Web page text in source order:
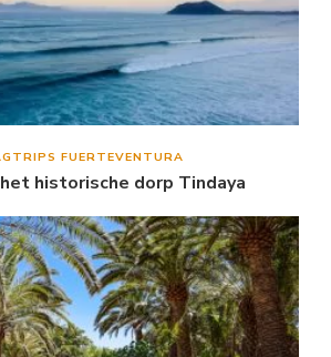
FUERTEVENTURA
historische dorp Tindaya